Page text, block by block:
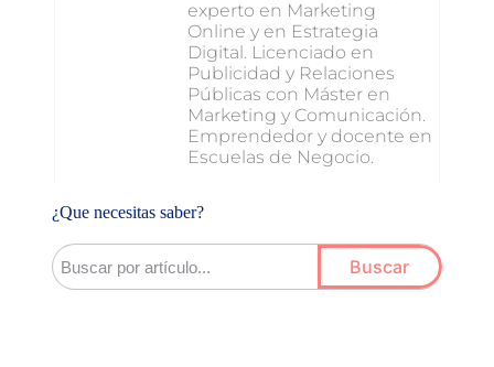
experto en Marketing
Online y en Estrategia
Digital. Licenciado en
Publicidad y Relaciones
Públicas con Máster en
Marketing y Comunicación.
Emprendedor y docente en
Escuelas de Negocio.
¿Que necesitas saber?
Buscar